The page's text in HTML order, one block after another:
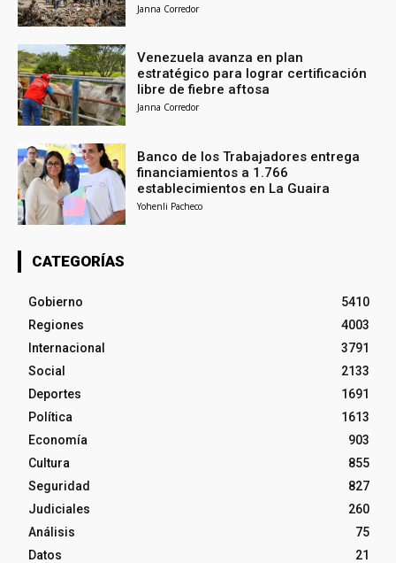
Janna Corredor
Venezuela avanza en plan
estratégico para lograr certificación
libre de fiebre aftosa
Janna Corredor
Banco de los Trabajadores entrega
financiamientos a 1.766
establecimientos en La Guaira
Yohenli Pacheco
CATEGORÍAS
Gobierno
5410
Regiones
4003
Internacional
3791
Social
2133
Deportes
1691
Política
1613
Economía
903
Cultura
855
Seguridad
827
Judiciales
260
Análisis
75
Datos
21